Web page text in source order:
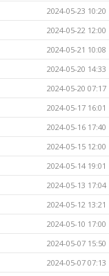
2024-05-23 10:20
2024-05-22 12:00
2024-05-21 10:08
2024-05-20 14:33
2024-05-20 07:17
2024-05-17 16:01
2024-05-16 17:40
2024-05-15 12:00
2024-05-14 19:01
2024-05-13 17:04
2024-05-12 13:21
2024-05-10 17:00
2024-05-07 15:50
2024-05-07 07:13